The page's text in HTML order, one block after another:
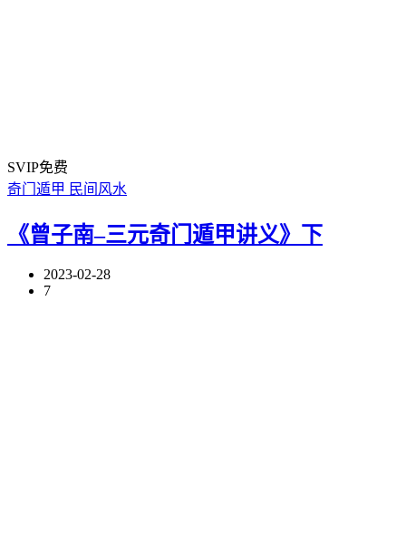
SVIP免费
奇门遁甲 民间风水
《曾子南–三元奇门遁甲讲义》下
2023-02-28
7